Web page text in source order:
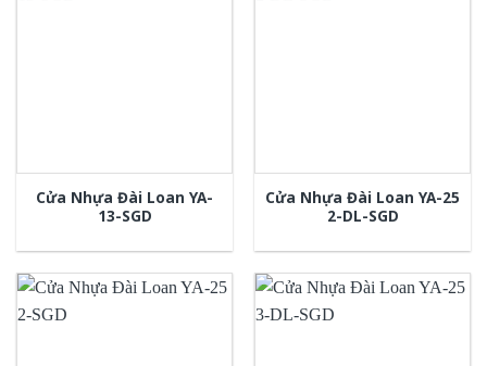
Cửa Nhựa Đài Loan YA-
13-SGD
Cửa Nhựa Đài Loan YA-25
2-DL-SGD